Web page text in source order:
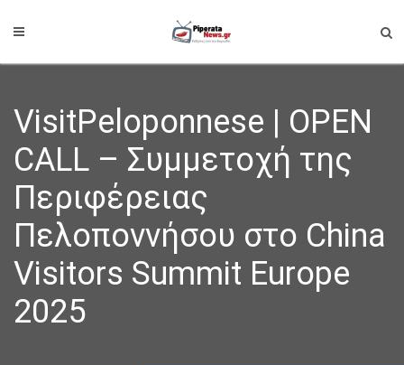
VisitPeloponnese | OPEN
CALL – Συμμετοχή της
Περιφέρειας
Πελοποννήσου στο China
Visitors Summit Europe
2025